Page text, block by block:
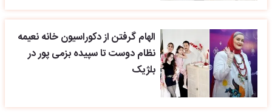
الهام گرفتن از دکوراسیون خانه نعیمه
نظام دوست تا سپیده بزمی پور در
بلژیک